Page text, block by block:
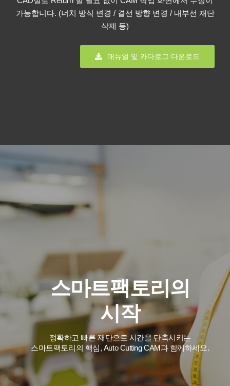
가능합니다. (너치 방식 변경 / 결선 방향 변경 / 내부선 재단
삭제 등)
매뉴얼 및 카다로그 다운로드
스마트팩토리의
시작
정확하고 빠른 재단으로 시간을 단축시키는
스마트팩토리의 핵심, Auto Cutting CAM과 함께하세요.